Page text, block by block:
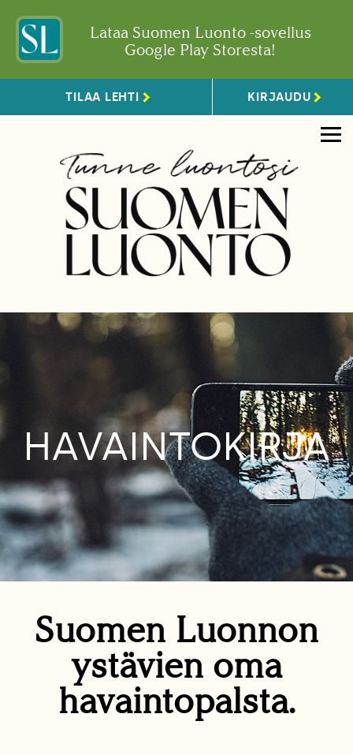
Lataa Suomen Luonto -sovellus
Google Play Storesta!
TILAA LEHTI KIRJAUDU
HAVAINTOKIRJA
Suomen Luonnon
ystävien oma
havaintopalsta.